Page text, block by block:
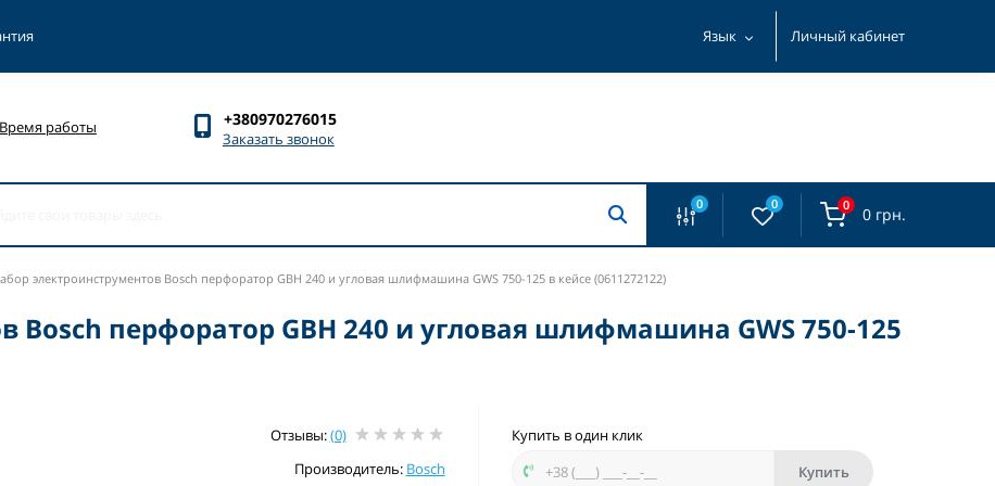
Язык Личный кабинет
Время работы +380970276015
Заказать звонок
0 0 0 0 грн.
электроинструментов Bosch перфоратор GBH 240 и угловая шлифмашина GWS 750-125 в кейсе (0611272122)
Bosch перфоратор GBH 240 и угловая шлифмашина GWS 750-125
Отзывы:(0)
Производитель: Bosch
Купить в один клик
Купить